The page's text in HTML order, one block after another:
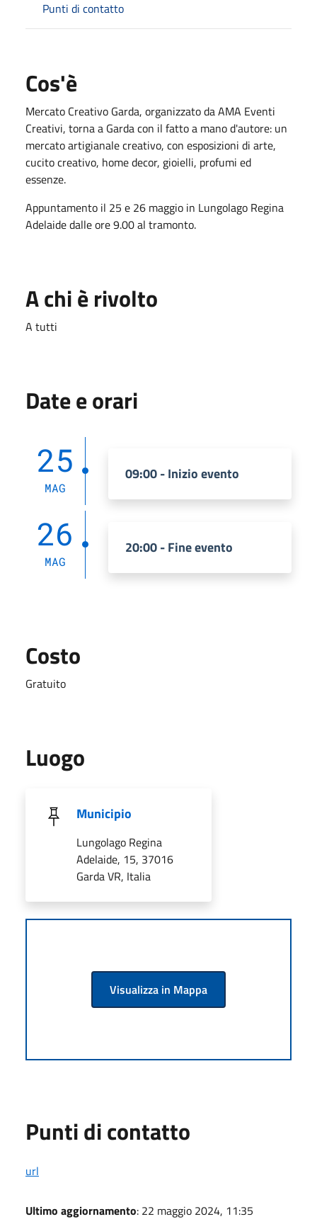
Punti di contatto
Cos'è
Mercato Creativo Garda, organizzato da AMA Eventi
Creativi, torna a Garda con il fatto a mano d'autore: un
mercato artigianale creativo, con esposizioni di arte,
cucito creativo, home decor, gioielli, profumi ed
essenze.
Appuntamento il 25 e 26 maggio in Lungolago Regina
Adelaide dalle ore 9.00 al tramonto.
A chi è rivolto
A tutti
Date e orari
25
MAG
09:00 - Inizio evento
26
MAG
20:00 - Fine evento
Costo
Gratuito
Luogo
Municipio
Lungolago Regina
Adelaide, 15, 37016
Garda VR, Italia
Visualizza in Mappa
Punti di contatto
url
Ultimo aggiornamento: 22 maggio 2024, 11:35